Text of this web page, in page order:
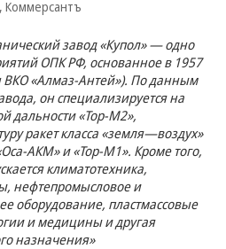
Коммерсантъ
завод «Купол» — одно
ОПК РФ, основанное в 1957
ВКО «Алмаз-Антей»). По данным
он специализируется на
дальности «Тор-М2»,
ракет класса «земля—воздух»
АКМ» и «Тор-М1». Кроме того,
климатотехника,
нефтепромысловое и
оборудование, пластмассовые
и медицины и другая
назначения»